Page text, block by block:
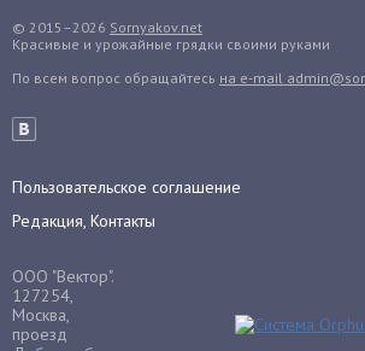
Гуава
Гузмания
Дайкон
Дендробиум
Денежное дерево
Драцена
Дыня
© 2015–2026 Sornyakov.net
Красивые и урожайные грядки своими руками
По всем вопрос обращайтесь на e-mail
Пользовательское соглашение
Редакция, Контакты
ООО "Вектор".
127254,
Москва,
проезд